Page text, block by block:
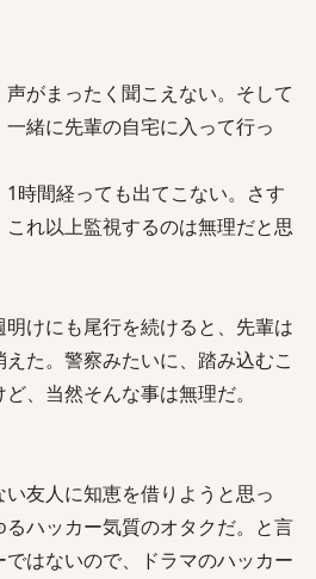
がまったく聞こえない。そして
緒に先輩の自宅に入って行っ
時間経っても出てこない。さす
れ以上監視するのは無理だと思
けにも尾行を続けると、先輩は
た。警察みたいに、踏み込むこ
、当然そんな事は無理だ。
友人に知恵を借りようと思っ
ハッカー気質のオタクだ。と言
はないので、ドラマのハッカー